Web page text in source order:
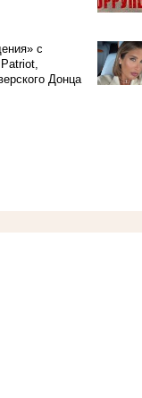
с
Донца